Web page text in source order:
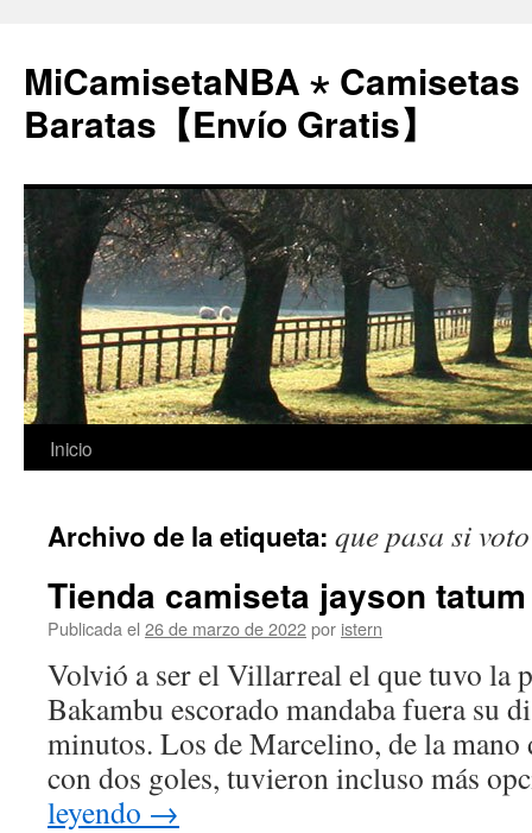
MiCamisetaNBA ⋆ Camisetas
Baratas【Envío Gratis】
Saltar
contenido
Inicio
Archivo de la etiqueta: que pasa si
Tienda camiseta jayson tatum
Publicada el 26 de marzo de 2022por istern
Volvió a ser el Villarreal el que tuvo la
Bakambu escorado mandaba fuera su
minutos. Los de Marcelino, de la mano
con dos goles, tuvieron incluso más
leyendo →